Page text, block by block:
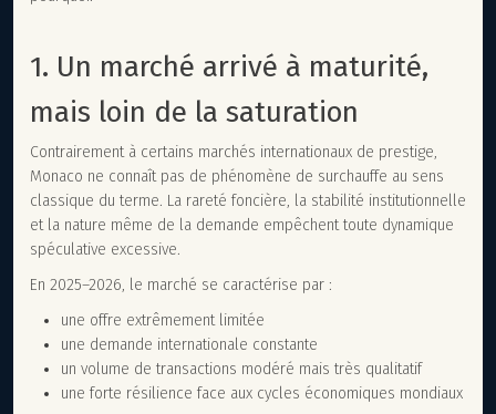
1. Un marché arrivé à maturité,
mais loin de la saturation
Contrairement à certains marchés internationaux de prestige,
Monaco ne connaît pas de phénomène de surchauffe au sens
classique du terme. La rareté foncière, la stabilité institutionnelle
et la nature même de la demande empêchent toute dynamique
spéculative excessive.
En 2025–2026, le marché se caractérise par :
une offre extrêmement limitée
une demande internationale constante
un volume de transactions modéré mais très qualitatif
une forte résilience face aux cycles économiques mondiaux